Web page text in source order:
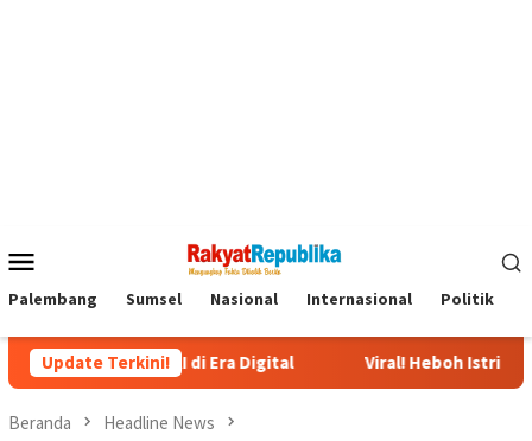
Mobile
Palembang Sumsel Nasional Internasional Politik
Update Terkini!
AI di Era Digital Viral! Heboh Istri Bongkar Isi Chat
Beranda Headline News